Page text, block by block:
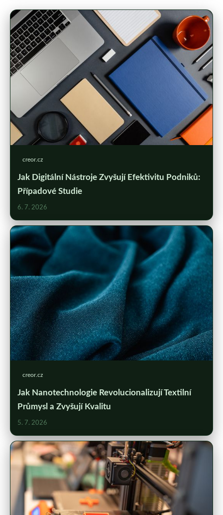
creor.cz
Jak Digitální Nástroje Zvyšují Efektivitu Podniků:
Případové Studie
6. 7. 2026
creor.cz
Jak Nanotechnologie Revolucionalizují Textilní
Průmysl a Zvyšují Kvalitu
5. 7. 2026